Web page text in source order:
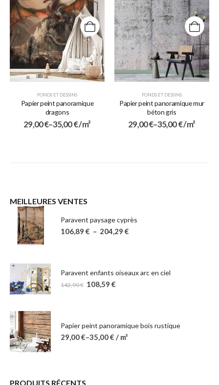
FONDS ET DESSINS
Papier peint panoramique
dragons
29,00€–35,00€/ m²
FONDS ET DESSINS
Papier peint panoramique mur
béton gris
29,00€–35,00€/ m²
MEILLEURES VENTES
Paravent paysage cyprès
106,89 € – 204,29 €
Paravent enfants oiseaux arc en ciel
142,90€ 108,59 €
Papier peint panoramique bois rustique
29,00€–35,00€ / m²
PRODUITS RÉCENTS